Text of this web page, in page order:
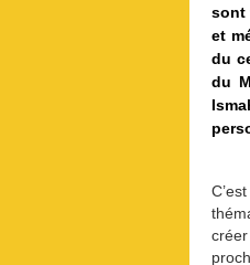
sont
et
du
du